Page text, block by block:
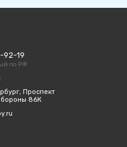
92-19
по РФ
Проспект
86К